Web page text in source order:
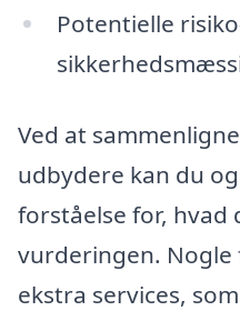
Potentielle
Ved at
udbydere kan du
forståelse for, hvad
vurderingen.
ekstra services,